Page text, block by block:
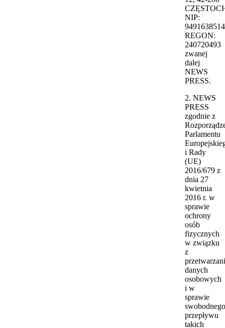
NIP:
REGON:
240720493
zwanej
dalej
NEWS
PRESS.
2. NEWS
PRESS
zgodnie z
Parlamentu
i Rady
(UE)
2016/679 z
dnia 27
kwietnia
2016 r. w
sprawie
ochrony
osób
fizycznych
w związku
z
danych
osobowych
i w
sprawie
swobodnego
przepływu
takich